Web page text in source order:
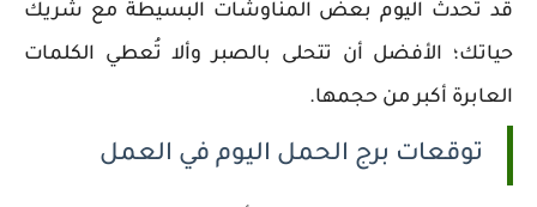
قد تحدث اليوم بعض المناوشات البسيطة مع شريك
حياتك؛ الأفضل أن تتحلى بالصبر وألا تُعطي الكلمات
العابرة أكبر من حجمها.
توقعات برج الحمل اليوم في العمل